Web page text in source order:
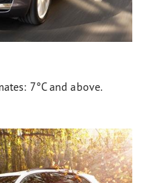
7°C and above.